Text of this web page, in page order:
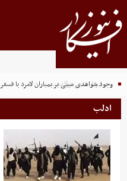
پدر لیونل مسی درگذشت
وجود شواهدی مبنی بر بمباران لامرد با فسفر
ادلب